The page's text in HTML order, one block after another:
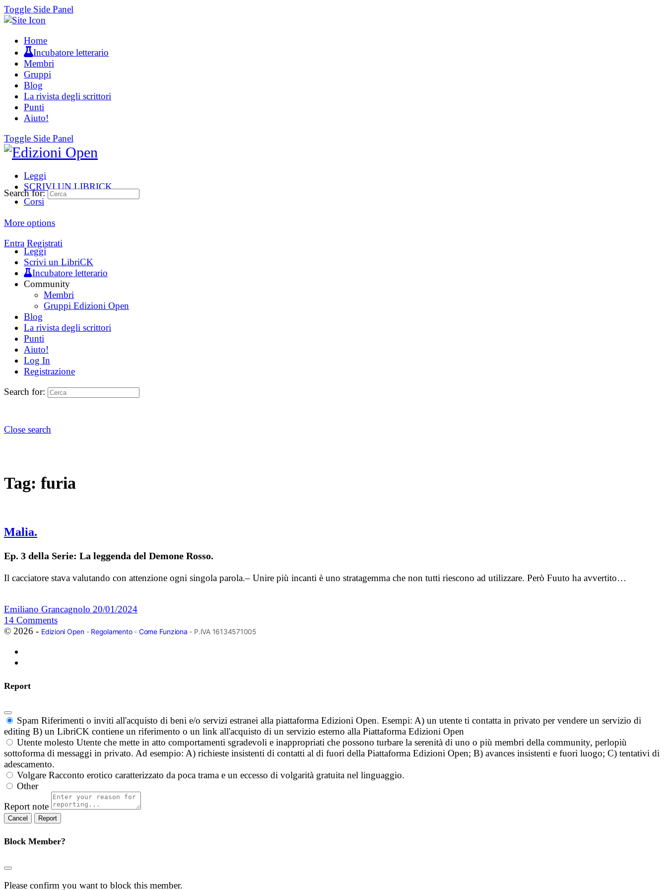
Toggle Side Panel
Home
Incubatore letterario
Membri
Gruppi
Blog
La rivista degli scrittori
Punti
Aiuto!
Toggle Side Panel
Leggi
SCRIVI UN LIBRICK
Corsi
More options
Entra Registrati
Search for:
Leggi
Scrivi un LibriCK
Incubatore letterario
Community
Membri
Gruppi Edizioni Open
Blog
La rivista degli scrittori
Punti
Aiuto!
Log In
Registrazione
Search for:
Close search
Tag: furia
Malia.
Ep. 3 della Serie: La leggenda del Demone Rosso.
Il cacciatore stava valutando con attenzione ogni singola parola.– Unire più incanti è uno stratagemma che non tutti riescono ad utilizzare. Però Fuuto ha avvertito…
Emiliano Grancagnolo 20/01/2024
14 Comments
© 2026 - Edizioni Open- Regolamento- Come Funziona - P.IVA 16134571005
Report
Spam Riferimenti o inviti all'acquisto di beni e/o servizi estranei alla piattaforma Edizioni Open. Esempi: A) un utente ti contatta in privato per vendere un servizio di
editing B) un LibriCK contiene un riferimento o un link all'acquisto di un servizio esterno alla Piattaforma Edizioni Open
Utente molesto Utente che mette in atto comportamenti sgradevoli e inappropriati che possono turbare la serenità di uno o più membri della community, perlopiù
sottoforma di messaggi in privato. Ad esempio: A) richieste insistenti di contatti al di fuori della Piattaforma Edizioni Open; B) avances insistenti e fuori luogo; C) tentativi di
adescamento.
Volgare Racconto erotico caratterizzato da poca trama e un eccesso di volgarità gratuita nel linguaggio.
Other
Report note
Report
Block Member?
Please confirm you want to block this member.